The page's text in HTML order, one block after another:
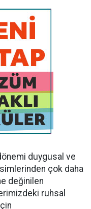
duygusal ve
çok daha
değinilen
ruhsal